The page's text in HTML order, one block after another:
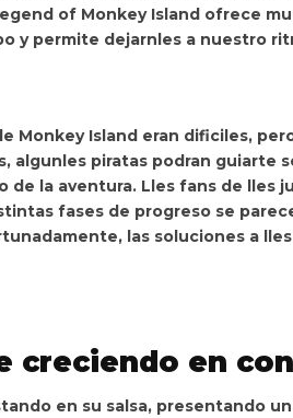
of Monkey Island ofrece
y permite dejarnles a nuestro
Monkey Island eran dificiles,
algunles piratas podran guiarte
de la aventura. Lles fans de lles
fases de progreso se
las soluciones a
creciendo en
en su salsa, presentando